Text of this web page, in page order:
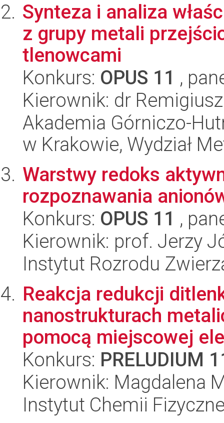
Synteza i analiza
z grupy metali
tlenowcami
Konkurs: OPUS 11 ,
Kierownik: dr
Akademia Górniczo-
w Krakowie, Wydział
Warstwy redoks
rozpoznawania
Konkurs: OPUS 11 ,
Kierownik: prof. Jerzy
Instytut Rozrodu
Reakcja redukcji
nanostrukturach
pomocą miejscowej
Konkurs: PRELUDIUM
Kierownik: Magdalena
Instytut Chemii